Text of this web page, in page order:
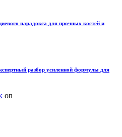
парадокса для прочных костей и
разбор усиленной формулы для
on